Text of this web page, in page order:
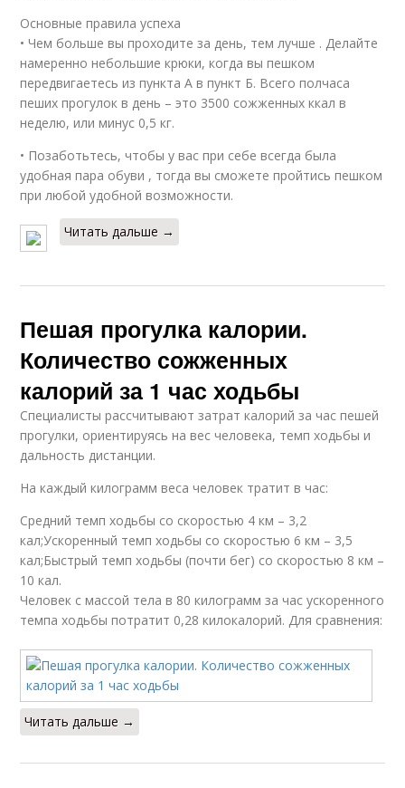
Основные правила успеха
• Чем больше вы проходите за день, тем лучше . Делайте
намеренно небольшие крюки, когда вы пешком
передвигаетесь из пункта А в пункт Б. Всего полчаса
пеших прогулок в день – это 3500 сожженных ккал в
неделю, или минус 0,5 кг.
• Позаботьтесь, чтобы у вас при себе всегда была
удобная пара обуви , тогда вы сможете пройтись пешком
при любой удобной возможности.
Читать дальше →
Пешая прогулка калории.
Количество сожженных
калорий за 1 час ходьбы
Специалисты рассчитывают затрат калорий за час пешей
прогулки, ориентируясь на вес человека, темп ходьбы и
дальность дистанции.
На каждый килограмм веса человек тратит в час:
Средний темп ходьбы со скоростью 4 км – 3,2
кал;Ускоренный темп ходьбы со скоростью 6 км – 3,5
кал;Быстрый темп ходьбы (почти бег) со скоростью 8 км –
10 кал.
Человек с массой тела в 80 килограмм за час ускоренного
темпа ходьбы потратит 0,28 килокалорий. Для сравнения:
Читать дальше →